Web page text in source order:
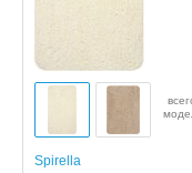
Spirella